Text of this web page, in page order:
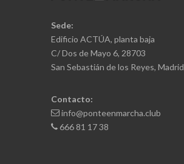
Sede:
Edificio ACTÚA, planta baja
C/ Dos de Mayo 6, 28703
San Sebastián de los Reyes, Madrid
Contacto:
info@ponteenmarcha.club
666 81 17 38